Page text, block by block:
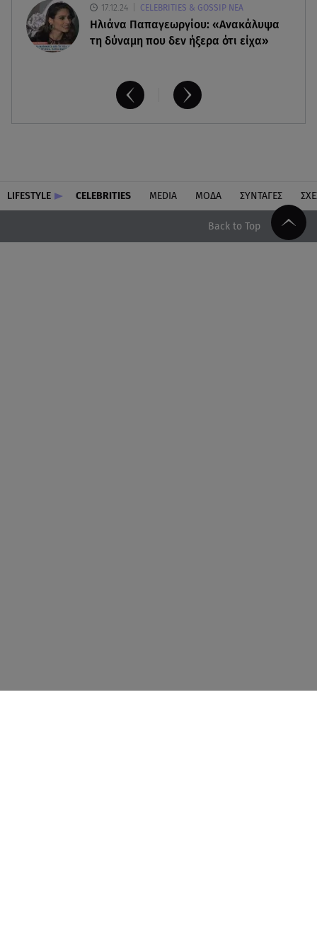
17.12.24 CELEBRITIES & GOSSIP ΝΕΑ
Ηλιάνα Παπαγεωργίου: «Ανακάλυψα
τη δύναμη που δεν ήξερα ότι είχα»
LIFESTYLE CELEBRITIES MEDIA ΜΟΔΑ ΣΥΝΤΑΓΕΣ
Back to Top